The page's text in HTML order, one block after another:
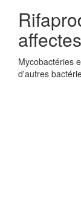
affectes
Mycobactéries
d'autres